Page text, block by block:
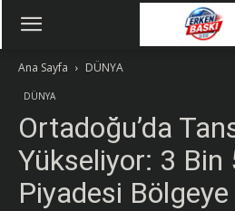
Ana Sayfa DÜNYA
DÜNYA
Ortadoğu’da
Yükseliyor: 3 Bin
Piyadesi Bölgeye